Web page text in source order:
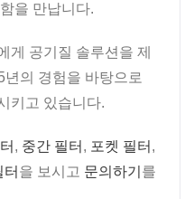
을 만납니다.
게 공기질 솔루션을 제
의 경험을 바탕으로
키고 있습니다.
, 중간 필터 , 포켓 필터 ,
터 을 보시고 문의하기 를